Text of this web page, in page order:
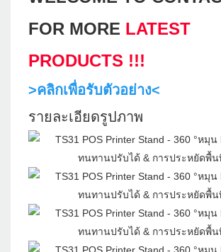
FOR MORE LATEST
PRODUCTS !!!
>คลิกเพื่อรับตัวอย่าง<
รายละเอียดรูปภาพ